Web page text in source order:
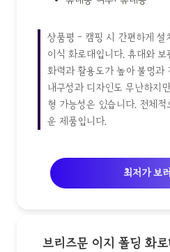
상품평 - 캠핑 시 간편하게 설
이식 화로대입니다. 휴대와
화력과 활용도가 높아 불멍과
내구성과 디자인도 무난하지
형 가능성은 있습니다. 전체
운 제품입니다.
최저가 보
브리즈문 이지 폴딩 화